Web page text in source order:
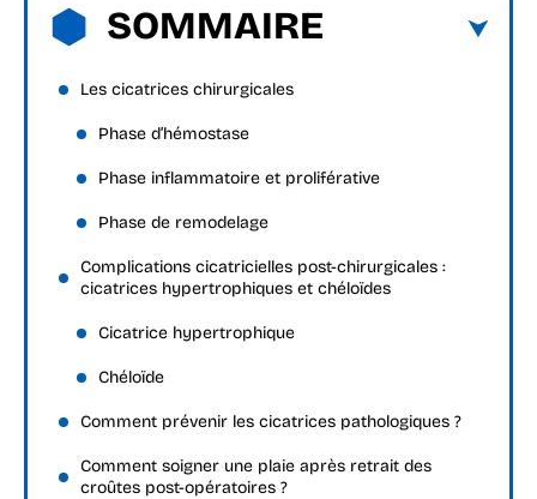
SOMMAIRE
Les cicatrices chirurgicales
Phase d’hémostase
Phase inflammatoire et proliférative
Phase de remodelage
Complications cicatricielles post-chirurgicales :
cicatrices hypertrophiques et chéloïdes
Cicatrice hypertrophique
Chéloïde
Comment prévenir les cicatrices pathologiques ?
Comment soigner une plaie après retrait des
croûtes post-opératoires ?